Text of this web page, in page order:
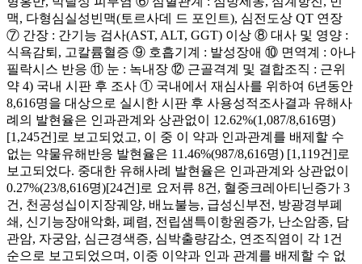
맥, 다형심실성빈맥(토르사데 드 포인트), 심전도상 QT 연장
⑦ 간장 : 간기능 검사(AST, ALT, GGT) 이상 ⑧ 대사 및 영양 :
식욕감퇴, 고칼륨혈증 ⑨ 호흡기계 : 발성장애 ⑩ 면역계 : 아나
필락시스 반응 ⑪ 눈 : 녹내장 ⑫ 근골격계 및 결합조직 : 근위
약 4) 국내 시판 후 조사 ① 국내에서 재심사를 위하여 6년동안
8,616명을 대상으로 실시한 시판 후 사용성적조사결과 유해사
례의 발현율은 인과관계와 상관없이 12.62%(1,087/8,616명)
[1,245건]로 보고되었고, 이 중 이 약과 인과관계를 배제할 수
없는 약물유해반응 발현율은 11.46%(987/8,616명) [1,119건]로
보고되었다. 중대한 유해사례 발현율은 인과관계와 상관없이
0.27%(23/8,616명)[24건]로 요저류 8건, 혈중크레아티닌증가 3
건, 천공성십이지장궤양, 배뇨불능, 급성신부전, 방광경부폐
쇄, 신기능장애악화, 폐렴, 전립샘특이항원증가, 난소암종, 담
관암, 자궁암, 심근경색증, 심박출량감소, 연조직염이 각 1건
순으로 보고되었으며, 이중 이약과 인과 관계를 배제할 수 없